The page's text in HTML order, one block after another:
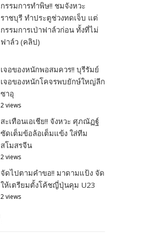
กรรมการทำพิษ!! ชมจังหวะ
ราชบุรี ทำประตูช่วงทดเจ็บ แต่
กรรมการเป่าฟาล์วก่อน ทั้งที่ไม่
ฟาล์ว (คลิป)
เจอของหนักพอสมควร!! บุรีรัมย์
เจอของหนักโคจรพบยักษ์ใหญ่ลีก
ซาอุ
2 views
สะเทือนเอเชีย!! จังหวะ ศุภณัฏฐ์
ซัดเต็มข้อล้อเต็มแข้ง ใส่ทีม
สโมสรจีน
2 views
จัดไปตามคำขอ!! มาดามแป้ง จัด
ให้เตรียมตั้งโค้ชญี่ปุ่นคุม U23
2 views